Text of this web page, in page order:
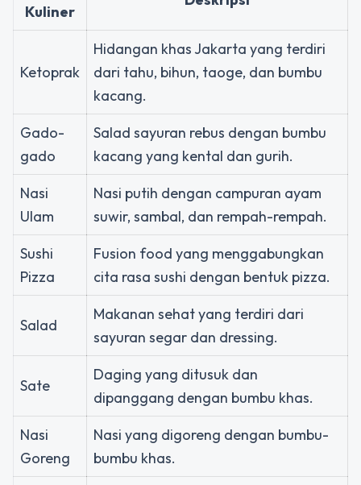
Kuliner
Ketoprak
Hidangan khas Jakarta yang terdiri
dari tahu, bihun, taoge, dan bumbu
kacang.
Gado-
gado
Salad sayuran rebus dengan bumbu
kacang yang kental dan gurih.
Nasi
Ulam
Nasi putih dengan campuran ayam
suwir, sambal, dan rempah-rempah.
Sushi
Pizza
Fusion food yang menggabungkan
cita rasa sushi dengan bentuk pizza.
Salad
Makanan sehat yang terdiri dari
sayuran segar dan dressing.
Sate
Daging yang ditusuk dan
dipanggang dengan bumbu khas.
Nasi
Goreng
Nasi yang digoreng dengan bumbu-
bumbu khas.